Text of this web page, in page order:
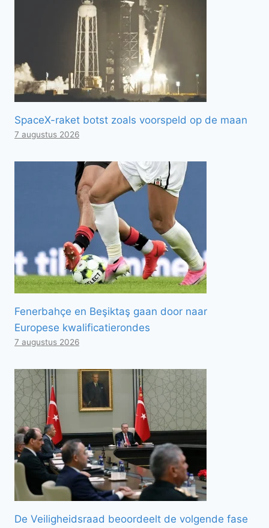
SpaceX-raket botst zoals voorspeld op de maan
7 augustus 2026
Fenerbahçe en Beşiktaş gaan door naar
Europese kwalificatierondes
7 augustus 2026
De Veiligheidsraad beoordeelt de volgende fase